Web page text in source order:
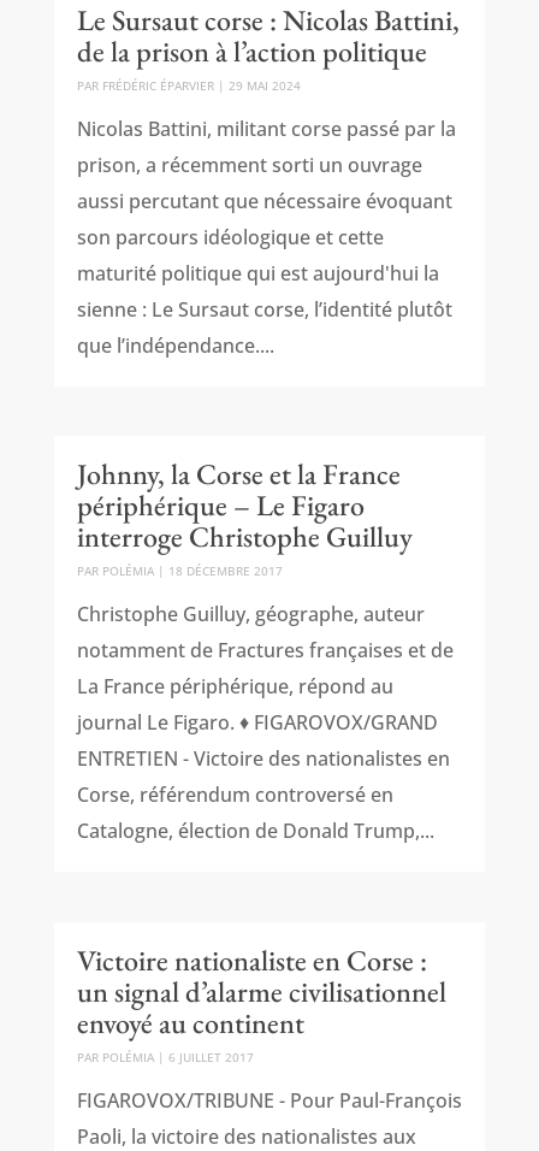
Le Sursaut corse : Nicolas Battini,
de la prison à l’action politique
PAR FRÉDÉRIC ÉPARVIER| 29 MAI 2024
Nicolas Battini, militant corse passé par la
prison, a récemment sorti un ouvrage
aussi percutant que nécessaire évoquant
son parcours idéologique et cette
maturité politique qui est aujourd'hui la
sienne : Le Sursaut corse, l’identité plutôt
que l’indépendance....
Johnny, la Corse et la France
périphérique – Le Figaro
interroge Christophe Guilluy
PAR POLÉMIA| 18 DÉCEMBRE 2017
Christophe Guilluy, géographe, auteur
notamment de Fractures françaises et de
La France périphérique, répond au
journal Le Figaro. ♦ FIGAROVOX/GRAND
ENTRETIEN - Victoire des nationalistes en
Corse, référendum controversé en
Catalogne, élection de Donald Trump,...
Victoire nationaliste en Corse :
un signal d’alarme civilisationnel
envoyé au continent
PAR POLÉMIA| 6 JUILLET 2017
FIGAROVOX/TRIBUNE - Pour Paul-François
Paoli, la victoire des nationalistes aux